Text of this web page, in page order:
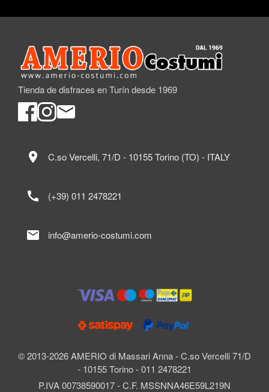
Tienda de disfraces en Turín desde 1969
© 2013-2026 AMERIO di Massari Anna - C.so Vercelli 71/D
- 10155 Torino - 011 2478221
P.IVA 00738590017 - C.F. MSSNNA46E59L219N
location_on C.so Vercelli, 71/D - 10155 Torino (TO) - ITALY
call (+39) 011 2478221
mail info@amerio-costumi.com